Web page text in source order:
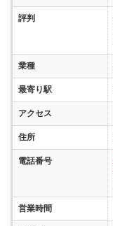
評判
業種
最寄り駅
アクセス
住所
電話番号
営業時間